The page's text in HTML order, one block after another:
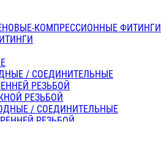
КОМПРЕССИОННЫЕ ФИТИНГИ
/ СОЕДИНИТЕЛЬНЫЕ
РЕЗЬБОЙ
РЕЗЬБОЙ
/ СОЕДИНИТЕЛЬНЫЕ
РЕЗЬБОЙ
РЕЗЬБОЙ